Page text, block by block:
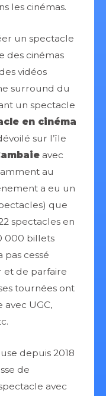
les cinémas.
un spectacle
des cinémas
vidéos
surround du
un spectacle
en cinéma
sur l’île
avec
au
a eu un
que
spectacles en
000 billets
pas cessé
et de parfaire
tournées ont
UGC,
depuis 2018
de
avec